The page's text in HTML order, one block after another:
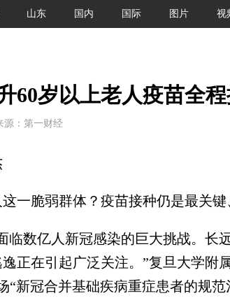
山东 国内 国际 图片 视
60岁以上老人疫苗全
源：第一财经
脆弱群体？疫苗接种仍是最关键
数亿人新冠感染的巨大挑战。长
正在引起广泛关注。”复旦大学附
“新冠合并基础疾病重症患者的规范